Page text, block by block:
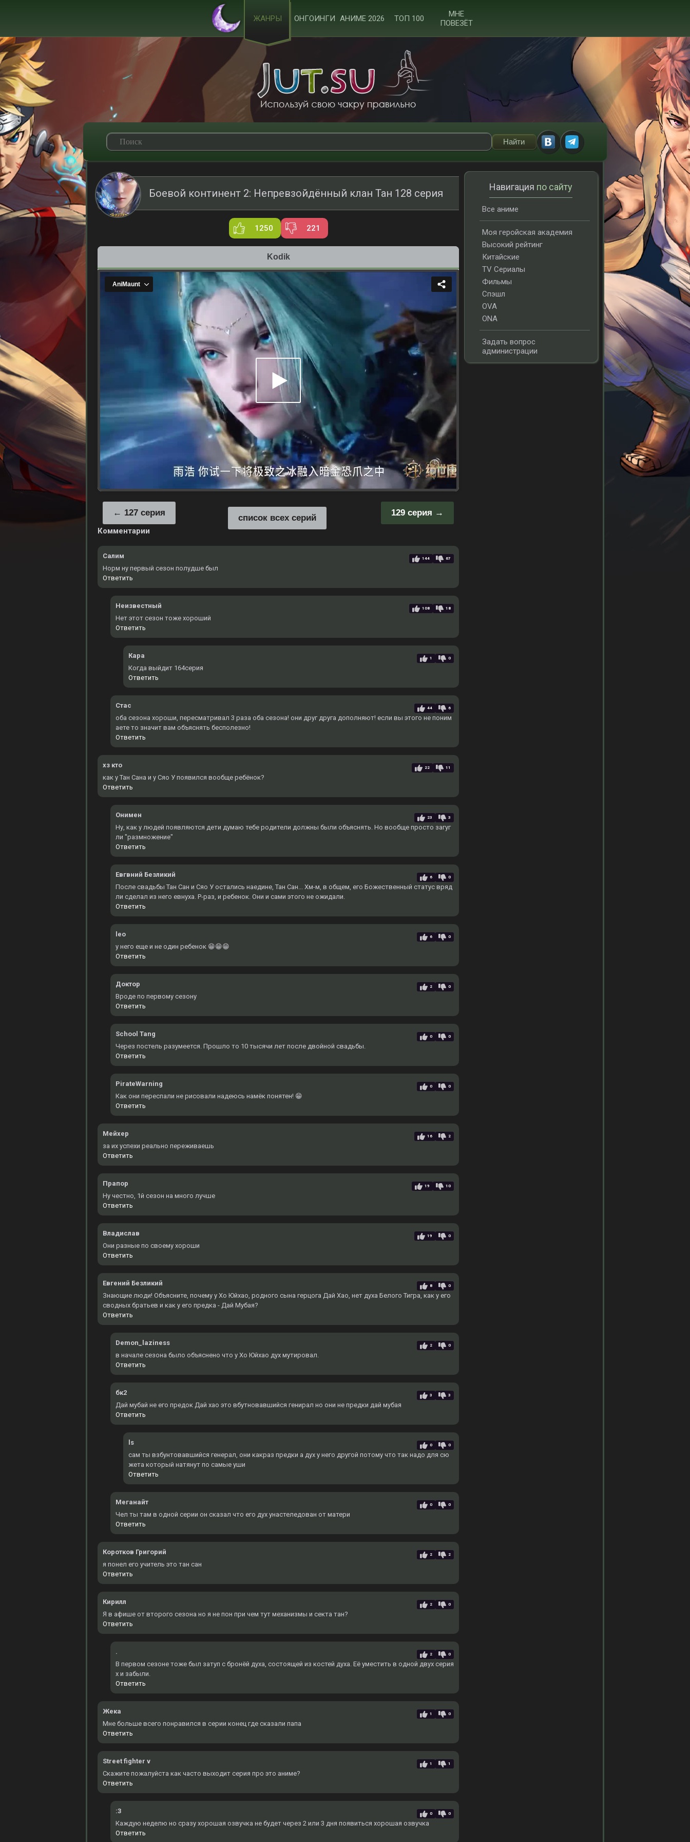
ЖАНРЫ ОНГОИНГИ АНИМЕ 2026 ТОП 100
МНЕ
ПОВЕЗЁТ
Боевой континент 2: Непревзойдённый клан Тан 128 серия
1250 221
Kodik
129 серия
127 серия
список всех серий
Комментарии
Салим 144 67
Норм ну первый сезон полудше был
Ответить
Неизвестный 108 18
Нет этот сезон тоже хороший
Ответить
Кара 1 0
Когда выйдит 164серия
Ответить
Стас 44 6
оба сезона хороши, пересматривал 3 раза оба сезона! они друг друга дополняют! если вы этого не поним
аете то значит вам объяснять бесполезно!
Ответить
хз кто 22 11
как у Тан Сана и у Сяо У появился вообще ребёнок?
Ответить
Онимен 23 3
Ну, как у людей появляются дети думаю тебе родители должны были объяснять. Но вообще просто загуг
ли "размножение"
Ответить
Евгвний Безликий 6 0
После свадьбы Тан Сан и Сяо У остались наедине, Тан Сан... Хм-м, в общем, его Божественный статус вряд
ли сделал из него евнуха. Р-раз, и ребенок. Они и сами этого не ожидали.
Ответить
leo 6 0
у него еще и не один ребенок 😁😁😁
Ответить
Доктор 2 0
Вроде по первому сезону
Ответить
School Tang 0 0
Через постель разумеется. Прошло то 10 тысячи лет после двойной свадьбы.
Ответить
PirateWarning 0 0
Как они переспали не рисовали надеюсь намёк понятен! 😁
Ответить
Мейхер 16 2
за их успехи реально переживаешь
Ответить
Прапор 19 10
Ну честно, 1й сезон на много лучше
Ответить
Владислав 19 0
Они разные по своему хороши
Ответить
Евгений Безликий 8 0
Знающие люди! Объясните, почему у Хо Юйхао, родного сына герцога Дай Хао, нет духа Белого Тигра, как у его
сводных братьев и как у его предка - Дай Мубая?
Ответить
Demon_laziness 2 0
в начале сезона было объяснено что у Хо Юйхао дух мутировал.
Ответить
бк2 3 3
Дай мубай не его предок Дай хао это вбутновавшийся генирал но они не предки дай мубая
Ответить
ls 0 0
сам ты взбунтовавшийся генерал, они какраз предки а дух у него другой потому что так надо для сю
жета который натянут по самые уши
Ответить
Меганайт 0 0
Чел ты там в одной серии он сказал что его дух унастеледован от матери
Ответить
Коротков Григорий 2 2
я понел его учитель это тан сан
Ответить
Кирилл 2 0
Я в афише от второго сезона но я не пон при чем тут механизмы и секта тан?
Ответить
. 2 0
В первом сезоне тоже был затуп с бронёй духа, состоящей из костей духа. Еë уместить в одной двух серия
х и забыли.
Ответить
Жека 1 0
Мне больше всего понравился в серии конец где сказали папа
Ответить
Street fighter v 1 1
Скажите пожалуйста как часто выходит серия про это аниме?
Ответить
:3 0 0
Каждую неделю но сразу хорошая озвучка не будет через 2 или 3 дня появиться хорошая озвучка
Ответить
Навигация по сайту
Все аниме
Моя геройская академия
Высокий рейтинг
Китайские
TV Сериалы
Фильмы
Спэшл
OVA
ONA
Задать вопрос
администрации